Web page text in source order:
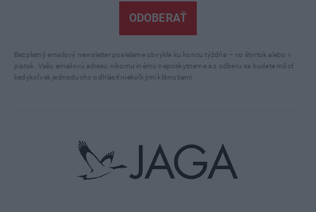
ODOBERAŤ
Bezplatný emailový newsletter posielame obvykle ku koncu týždňa – vo štvrtok alebo v
piatok. Vašu emailovú adresu nikomu inému neposkytneme a z odberu sa budete môcť
kedykoľvek jednoducho odhlásiť niekoľkými kliknutiami.